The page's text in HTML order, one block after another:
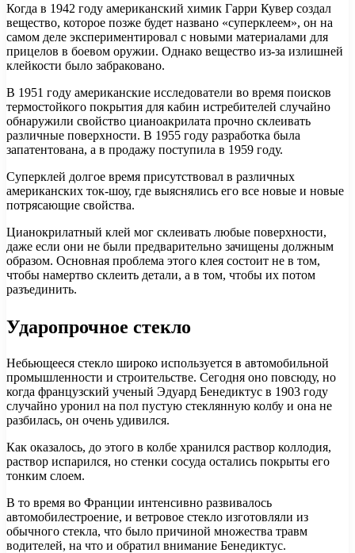
Когда в 1942 году американский химик Гарри Кувер создал
вещество, которое позже будет названо «суперклеем», он на
самом деле экспериментировал с новыми материалами для
прицелов в боевом оружии. Однако вещество из-за излишней
клейкости было забраковано.
В 1951 году американские исследователи во время поисков
термостойкого покрытия для кабин истребителей случайно
обнаружили свойство цианоакрилата прочно склеивать
различные поверхности. В 1955 году разработка была
запатентована, а в продажу поступила в 1959 году.
Суперклей долгое время присутствовал в различных
американских ток-шоу, где выяснялись его все новые и новые
потрясающие свойства.
Цианокрилатный клей мог склеивать любые поверхности,
даже если они не были предварительно зачищены должным
образом. Основная проблема этого клея состоит не в том,
чтобы намертво склеить детали, а в том, чтобы их потом
разъединить.
Ударопрочное стекло
Небьющееся стекло широко используется в автомобильной
промышленности и строительстве. Сегодня оно повсюду, но
когда французский ученый Эдуард Бенедиктус в 1903 году
случайно уронил на пол пустую стеклянную колбу и она не
разбилась, он очень удивился.
Как оказалось, до этого в колбе хранился раствор коллодия,
раствор испарился, но стенки сосуда остались покрыты его
тонким слоем.
В то время во Франции интенсивно развивалось
автомобилестроение, и ветровое стекло изготовляли из
обычного стекла, что было причиной множества травм
водителей, на что и обратил внимание Бенедиктус.